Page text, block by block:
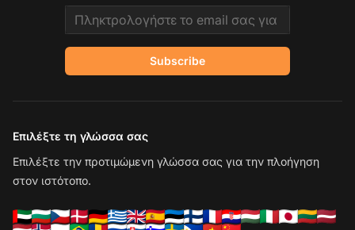
Email address
Subscribe
Επιλέξτε τη γλώσσα σας
Επιλέξτε την προτιμώμενη γλώσσα σας για την πλοήγηση
στον ιστότοπο.